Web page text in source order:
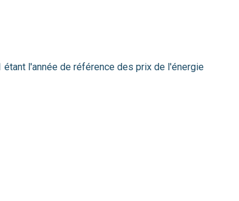
l'année de référence des prix de l'énergie